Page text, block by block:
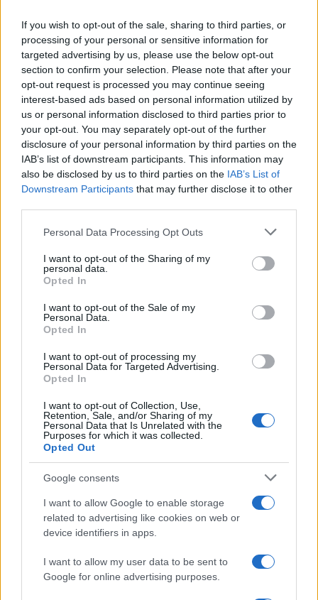
If you wish to opt-out of the sale, sharing to third parties, or
processing of your personal or sensitive information for
targeted advertising by us, please use the below opt-out
section to confirm your selection. Please note that after your
opt-out request is processed you may continue seeing
interest-based ads based on personal information utilized by
us or personal information disclosed to third parties prior to
your opt-out. You may separately opt-out of the further
disclosure of your personal information by third parties on the
IAB’s list of downstream participants. This information may
also be disclosed by us to third parties on the IAB’s List of
Downstream Participants that may further disclose it to other
Please note that this website/app uses one or more Google
not limited to your visit or usage behaviour. You may click to
grant or deny consent to Google and its third-party tags to
use your data for below specified purposes in below Google
consent section.
Personal Data Processing Opt Outs
I want to opt-out of the Sharing of my
personal data.
Opted In
I want to opt-out of the Sale of my
Personal Data.
Opted In
I want to opt-out of processing my
Personal Data for Targeted Advertising.
Opted In
I want to opt-out of Collection, Use,
Retention, Sale, and/or Sharing of my
Personal Data that Is Unrelated with the
Purposes for which it was collected.
Opted Out
Google consents
I want to allow Google to enable storage
related to advertising like cookies on web or
device identifiers in apps.
I want to allow my user data to be sent to
Google for online advertising purposes.
Σχόλια
Σχολίασε εδώ
50 /50
2000 /2000
Όροι Χρήσης. Το site προστατεύεται από reCAPTCHA, ισχύουν
Πολιτική Απορρήτου&Όροι Χρήσηςτης Google.
Share:
Ακολουθήστε το Νewsit.gr στοGoogle Newsκαι
ενημερωθείτε πρώτοι για όλη την ειδησεογραφία και τα
της ημέρας
Ανησυχία από το ξέσπασμα
του ιού του Δυτικού Νείλου
με κρούσματα στην Αττική
- «Καμπανάκι» από τον
Ιατρικό Σύλλογο Αθηνών
για την προστασία της
δημόσιας υγείας
Σοκαριστική υπόθεση
Κρήτη: Τουρίστας
πόσο να πληρώσει
ασελγήσει σε
κορίτσι - Το παιδί
αμέριμνο σε αυλή
επιχείρησης